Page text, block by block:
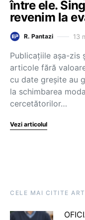
între ele.
revenim la
R. Pantazi 13
Publicațiile așa-zis
articole fără
cu date greșite au
la schimbarea
cercetătorilor…
Vezi articolul
CELE MAI CITITE